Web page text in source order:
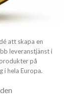
att skapa en
leveranstjänst i
på
i hela Europa.